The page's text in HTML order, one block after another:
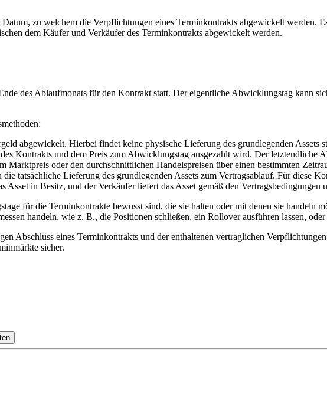
zu welchem die Verpflichtungen eines Terminkontrakts abgewickelt werden.
dem Käufer und Verkäufer des Terminkontrakts abgewickelt werden.
des Ablaufmonats für den Kontrakt statt. Der eigentliche Abwicklungstag kann
abgewickelt. Hierbei findet keine physische Lieferung des grundlegenden
Kontrakts und dem Preis zum Abwicklungstag ausgezahlt wird. Der letztendliche
Marktpreis oder den durchschnittlichen Handelspreisen über einen bestimmten
tatsächliche Lieferung des grundlegenden Assets zum Vertragsablauf. Für diese
in Besitz, und der Verkäufer liefert das Asset gemäß den Vertragsbedingungen
für die Terminkontrakte bewusst sind, die sie halten oder mit denen sie handeln
handeln, wie z. B., die Positionen schließen, ein Rollover ausführen lassen,
Abschluss eines Terminkontrakts und der enthaltenen vertraglichen
sicher.